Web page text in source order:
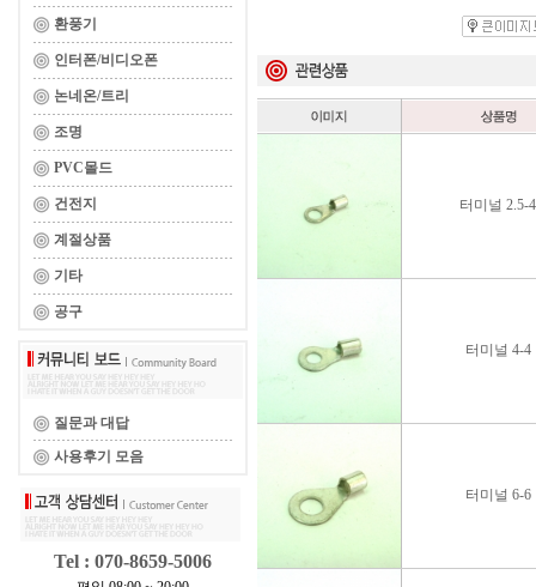
환풍기
인터폰/비디오폰
논네온/트리
조명
PVC몰드
건전지
계절상품
기타
공구
질문과 대답
사용후기 모음
Tel : 070-8659-5006
터미널 2.5-4
터미널 4-4
터미널 6-6